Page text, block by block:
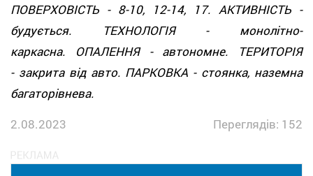
ПОВЕРХОВІСТЬ - 8-10, 12-14, 17. АКТИВНІСТЬ -
будується. ТЕХНОЛОГІЯ - монолітно-
каркасна. ОПАЛЕННЯ - автономне. ТЕРИТОРІЯ
- закрита від авто. ПАРКОВКА - стоянка, наземна
багаторівнева.
2.08.2023
Переглядів: 152